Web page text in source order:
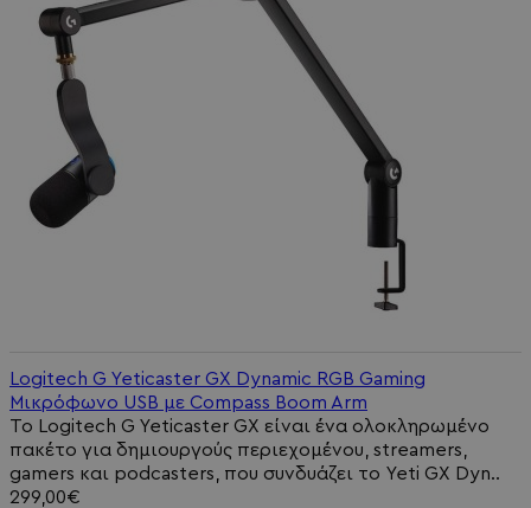
Logitech G Yeticaster GX Dynamic RGB Gaming
Μικρόφωνο USB με Compass Boom Arm
Το Logitech G Yeticaster GX είναι ένα ολοκληρωμένο
πακέτο για δημιουργούς περιεχομένου, streamers,
gamers και podcasters, που συνδυάζει το Yeti GX Dyn..
299,00€